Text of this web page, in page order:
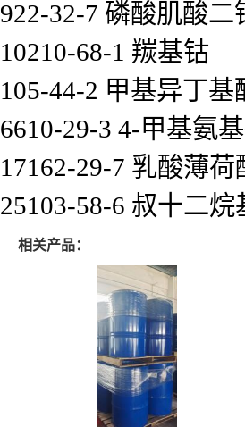
922-32-7 磷酸肌酸二
10210-68-1 羰基钴
105-44-2 甲基异丁基
6610-29-3 4-甲基氨
17162-29-7 乳酸薄荷
25103-58-6 叔十二烷
相关产品：